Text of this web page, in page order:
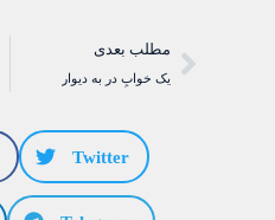
مطلب بعدی
یک خوابِ در به دیوار
Twitter